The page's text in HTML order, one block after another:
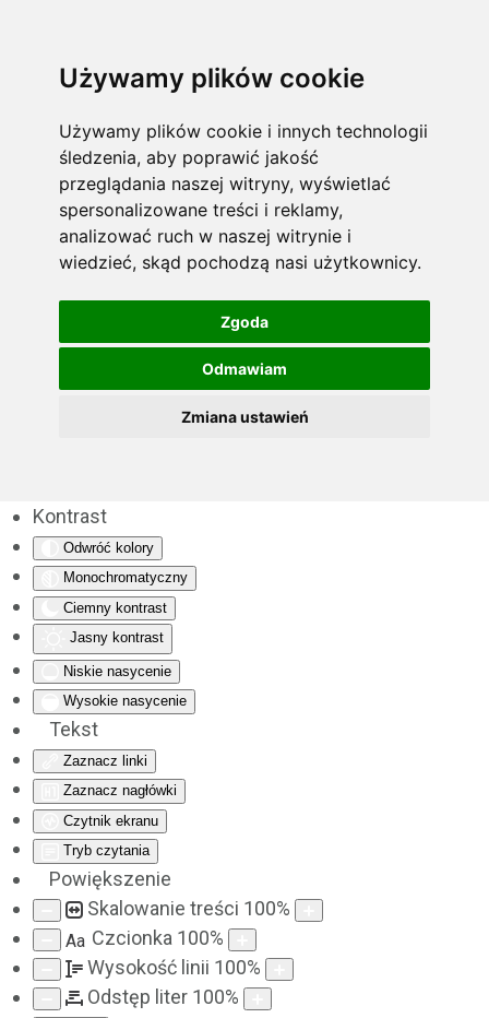
Używamy plików cookie
Używamy plików cookie i innych technologii
śledzenia, aby poprawić jakość
przeglądania naszej witryny, wyświetlać
spersonalizowane treści i reklamy,
analizować ruch w naszej witrynie i
wiedzieć, skąd pochodzą nasi użytkownicy.
Zgoda
Odmawiam
Zmiana ustawień
Kontrast
Odwróć kolory
Monochromatyczny
Ciemny kontrast
Jasny kontrast
Niskie nasycenie
Wysokie nasycenie
Tekst
Zaznacz linki
Zaznacz nagłówki
Czytnik ekranu
Tryb czytania
Powiększenie
Skalowanie treści 100%
Aa Czcionka 100%
Wysokość linii 100%
Odstęp liter 100%